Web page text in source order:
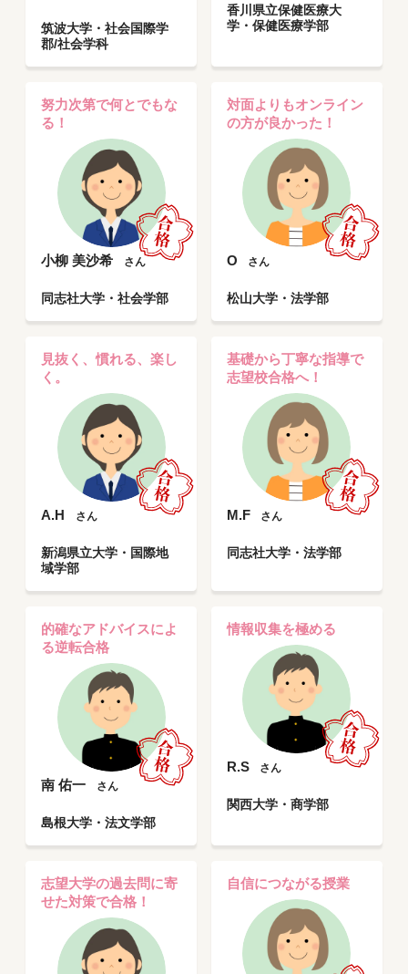
筑波大学・社会国際学
郡/社会学科
香川県立保健医療大
学・保健医療学部
努力次第で何とでもな
る！
小柳 美沙希 さん
同志社大学・社会学部
対面よりもオンライン
の方が良かった！
O さん
松山大学・法学部
見抜く、慣れる、楽し
く。
A.H さん
新潟県立大学・国際地
域学部
基礎から丁寧な指導で
志望校合格へ！
M.F さん
同志社大学・法学部
的確なアドバイスによ
る逆転合格
南 佑一 さん
島根大学・法文学部
情報収集を極める
R.S さん
関西大学・商学部
志望大学の過去問に寄
せた対策で合格！
自信につながる授業